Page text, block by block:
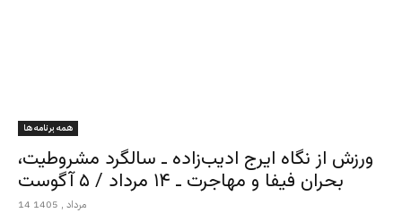
همه برنامه ها
ورزش از نگاه ایرج ادیب‌زاده ـ سالگرد مشروطیت،
بحران فیفا و مهاجرت ـ ۱۴ مرداد / ۵ آگوست
14 مرداد , 1405